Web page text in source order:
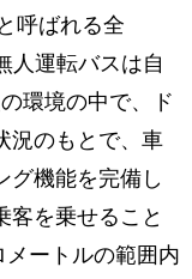
呼ばれる全
人運転バスは自
環境の中で、ド
況のもとで、車
グ機能を完備し
客を乗せること
メートルの範囲内